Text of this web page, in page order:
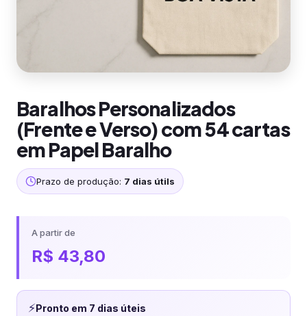
Baralhos Personalizados
(Frente e Verso) com 54 cartas
em Papel Baralho
Prazo de produção: 7 dias útils
A partir de
R$ 43,80
⚡Pronto em 7 dias úteis